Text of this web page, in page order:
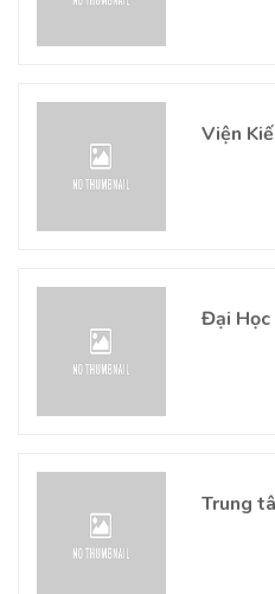
Viện
Đại Học
Trung